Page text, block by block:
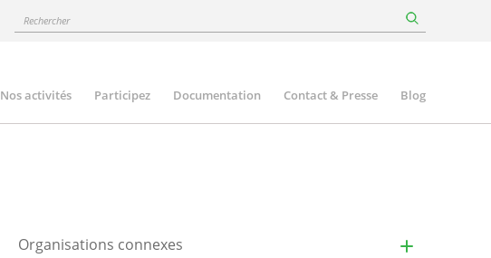
Rechercher
Nos activités Participez Documentation Contact & Presse Blog
Organisations connexes